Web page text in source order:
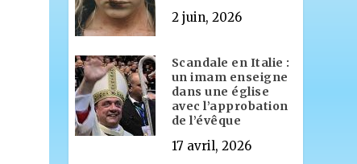
2 juin, 2026
Scandale en Italie :
un imam enseigne
dans une église
avec l’approbation
de l’évêque
17 avril, 2026